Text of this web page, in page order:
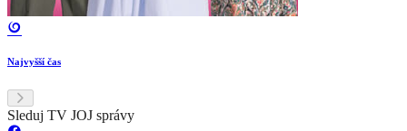
Najvyšší čas
Sleduj TV JOJ správy